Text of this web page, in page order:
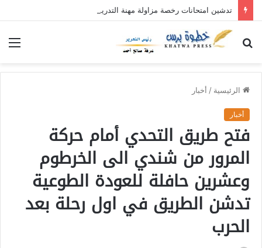
تدشين امتحانات رخصة مزاولة مهنة التدريس بمحلية حلفا الجديدة
الرئيسية / أخبار
أخبار
فتح طريق التحدي أمام حركة
المرور من شندي الى الخرطوم
وعشرين حافلة للعودة الطوعية
تدشن الطريق في اول رحلة بعد
الحرب